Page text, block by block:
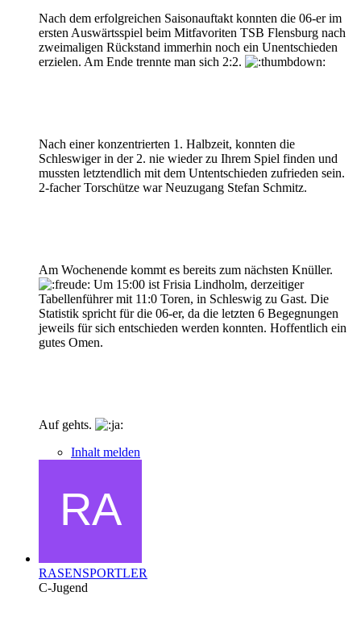
Nach dem erfolgreichen Saisonauftakt konnten die 06-er im
ersten Auswärtsspiel beim Mitfavoriten TSB Flensburg nach
zweimaligen Rückstand immerhin noch ein Unentschieden
erzielen. Am Ende trennte man sich 2:2.
Nach einer konzentrierten 1. Halbzeit, konnten die
Schleswiger in der 2. nie wieder zu Ihrem Spiel finden und
mussten letztendlich mit dem Untentschieden zufrieden sein.
2-facher Torschütze war Neuzugang Stefan Schmitz.
Am Wochenende kommt es bereits zum nächsten Knüller.
Um 15:00 ist Frisia Lindholm, derzeitiger
Tabellenführer mit 11:0 Toren, in Schleswig zu Gast. Die
Statistik spricht für die 06-er, da die letzten 6 Begegnungen
jeweils für sich entschieden werden konnten. Hoffentlich ein
gutes Omen.
Auf gehts.
Inhalt melden
RASENSPORTLER
C-Jugend